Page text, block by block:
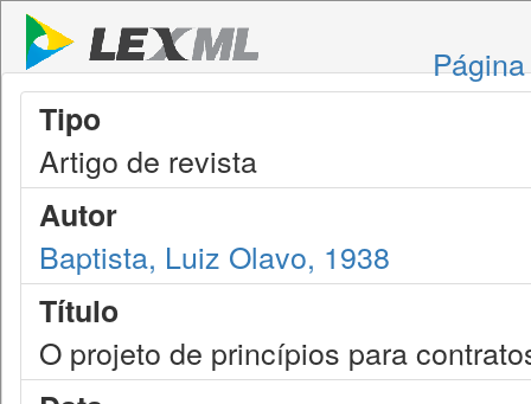
Tipo
Artigo de revista
Autor
Baptista, Luiz Olavo, 1938
Título
O projeto de princípios para